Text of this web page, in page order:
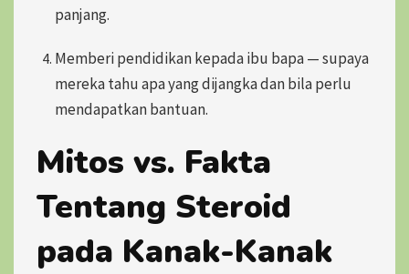
panjang.
Memberi pendidikan kepada ibu bapa — supaya
mereka tahu apa yang dijangka dan bila perlu
mendapatkan bantuan.
Mitos vs. Fakta
Tentang Steroid
pada Kanak-Kanak